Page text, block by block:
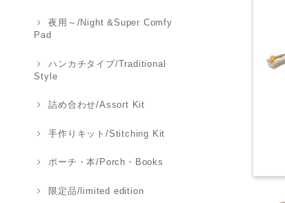
夜用～/Night &Super Comfy
Pad
ハンカチタイプ/Traditional
Style
詰め合わせ/Assort Kit
手作りキット/Stitching Kit
ポーチ・本/Porch・Books
限定品/limited edition